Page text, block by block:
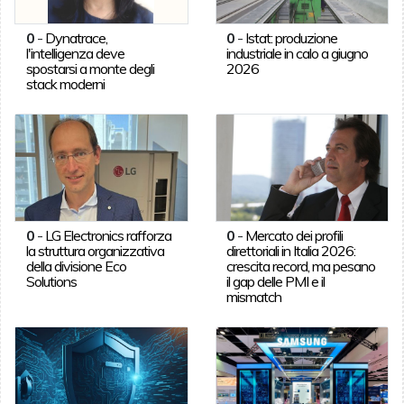
0- Dynatrace,
l'intelligenza deve
spostarsi a monte degli
stack moderni
0 - Istat: produzione
industriale in calo a giugno
2026
0- LG Electronics rafforza
la struttura organizzativa
della divisione Eco
Solutions
0 - Mercato dei profili
direttoriali in Italia 2026:
crescita record, ma pesano
il gap delle PMI e il
mismatch